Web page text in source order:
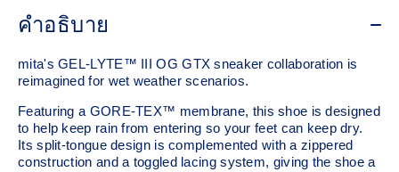
คำอธิบาย
mita's GEL-LYTE™ III OG GTX sneaker collaboration is
reimagined for wet weather scenarios.
Featuring a GORE-TEX™ membrane, this shoe is designed
to help keep rain from entering so your feet can keep dry.
Its split-tongue design is complemented with a zippered
construction and a toggled lacing system, giving the shoe a